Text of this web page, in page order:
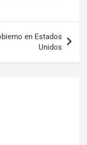
en Estados
Unidos